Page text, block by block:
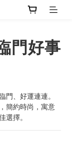
門好事
門、好運連連。
簡約時尚，寓意
選擇。